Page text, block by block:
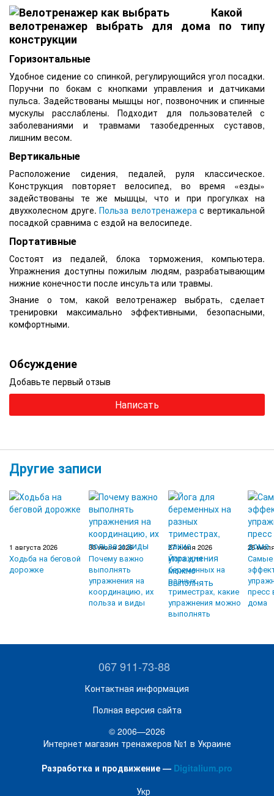
Какой
велотренажер выбрать для дома по типу
конструкции
Горизонтальные
Удобное сидение со спинкой, регулирующийся угол посадки.
Поручни по бокам с кнопками управления и датчиками
пульса. Задействованы мышцы ног, позвоночник и спинные
мускулы расслаблены. Подходит для пользователей с
заболеваниями и травмами тазобедренных суставов,
лишним весом.
Вертикальные
Расположение сидения, педалей, руля классическое.
Конструкция повторяет велосипед, во время «езды»
задействованы те же мышцы, что и при прогулках на
двухколесном друге.Польза велотренажерас вертикальной
посадкой сравнима с ездой на велосипеде.
Портативные
Состоят из педалей, блока торможения, компьютера.
Упражнения доступны пожилым людям, разрабатывающим
нижние конечности после инсульта или травмы.
Знание о том, какой велотренажер выбрать, сделает
тренировки максимально эффективными, безопасными,
комфортными.
Обсуждение
Добавьте первый отзыв
Написать
Другие записи
1 августа 2026
Ходьба на беговой
дорожке
30 июля 2026
Почему важно
выполнять
упражнения на
координацию, их
польза и виды
27 июля 2026
Йога для
беременных на
разных
триместрах, какие
упражнения можно
выполнять
26
Самые
пресс
дома
067 911-73-88
Контактная информация
Полная версия сайта
© 2006—2026
Интернет магазин тренажеров №1 в Украине
Разработка и продвижение — Digitalium.pro
Укр